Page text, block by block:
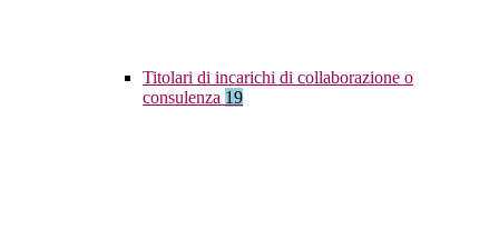
Titolari di incarichi di collaborazione o
consulenza 19